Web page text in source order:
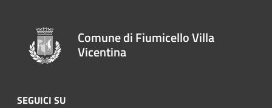
Comune di Fiumicello Villa
Vicentina
SEGUICI SU